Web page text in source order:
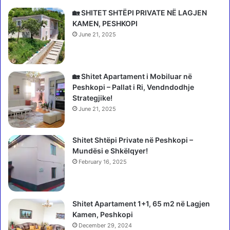
i
z
o
h
e
n
,
s
h
e
m
b
e
n
u
g
e
h
t
u
a
n
m
e
m
b
e
t
e
t
?
R
a
a
F
🏡 SHITET SHTËPI PRIVATE NË LAGJEN
KAMEN, PESHKOPI
June 21, 2025
🏡 Shitet Apartament i Mobiluar në
Peshkopi – Pallat i Ri, Vendndodhje
Strategjike!
June 21, 2025
Shitet Shtëpi Private në Peshkopi –
Mundësi e Shkëlqyer!
February 16, 2025
Shitet Apartament 1+1, 65 m2 në Lagjen
Kamen, Peshkopi
December 29, 2024